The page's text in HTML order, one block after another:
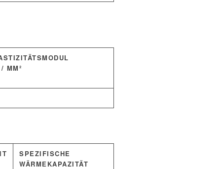
MM²
SPEZIFISCHE
WÄRMEKAPAZITÄT